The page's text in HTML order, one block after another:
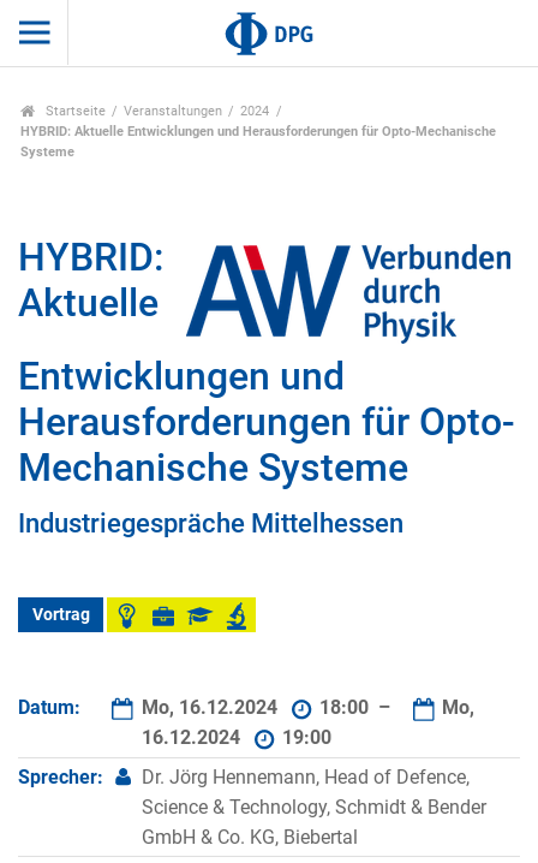
Startseite Veranstaltungen
2024
HYBRID: Aktuelle Entwicklungen und Herausforderungen für Opto-Mechanische
Systeme
HYBRID:
Aktuelle
Entwicklungen und
Herausforderungen für Opto-
Mechanische Systeme
Industriegespräche Mittelhessen
Vortrag
Datum: Mo, 16.12.2024 18:00 –
Mo,
16.12.2024
19:00
Sprecher:
Dr. Jörg Hennemann, Head of Defence,
Science & Technology, Schmidt & Bender
GmbH & Co. KG, Biebertal